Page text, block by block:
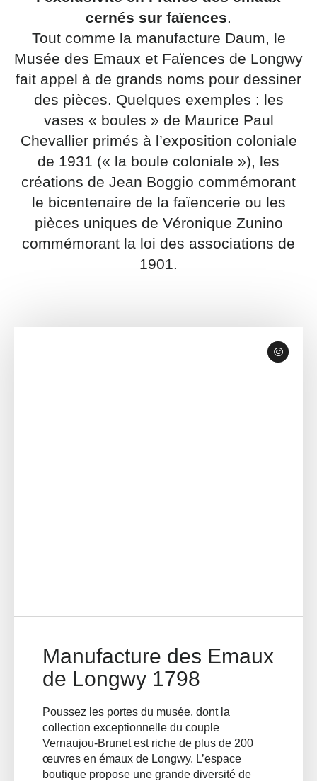
cernés sur faïences.
Tout comme la manufacture Daum, le
Musée des Emaux et Faïences de Longwy
fait appel à de grands noms pour dessiner
des pièces. Quelques exemples : les
vases « boules » de Maurice Paul
Chevallier primés à l’exposition coloniale
de 1931 (« la boule coloniale »), les
créations de Jean Boggio commémorant
le bicentenaire de la faïencerie ou les
pièces uniques de Véronique Zunino
commémorant la loi des associations de
1901.
Manufacture des Emaux
de Longwy 1798
Poussez les portes du musée, dont la
collection exceptionnelle du couple
Vernaujou-Brunet est riche de plus de 200
œuvres en émaux de Longwy. L’espace
boutique propose une grande diversité de